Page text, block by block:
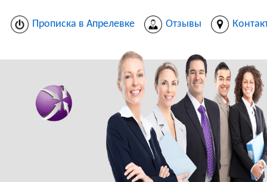
Прописка в Апрелевке Отзывы